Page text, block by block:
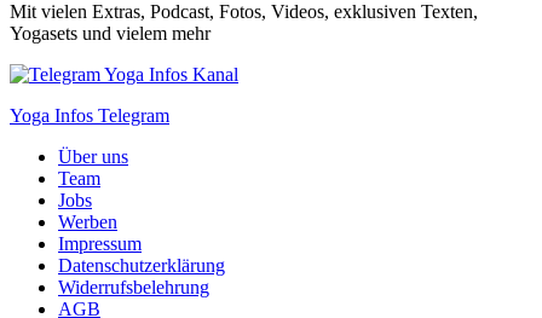
Mit vielen Extras, Podcast, Fotos, Videos, exklusiven Texten,
Yogasets und vielem mehr
Yoga Infos Telegram
Über uns
Team
Jobs
Werben
Impressum
Datenschutzerklärung
Widerrufsbelehrung
AGB